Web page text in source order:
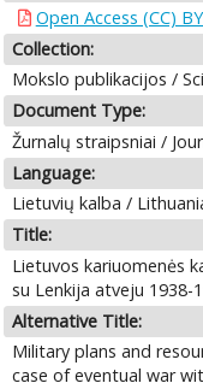
Open Access (CC)
Collection:
Mokslo publikacijos /
Document Type:
Žurnalų straipsniai /
Language:
Lietuvių kalba /
Title:
Lietuvos kariuomenės
su Lenkija atveju 1938-
Alternative Title:
Military plans and
case of eventual war